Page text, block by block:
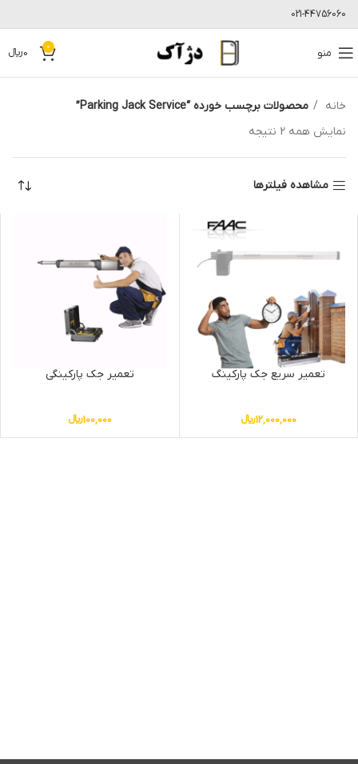
021-44756060
منو 0
0﷼
خانه
محصولات برچسب خورده “Parking Jack Service”
نمایش همه 2 نتیجه
مشاهده فیلترها
تعمیر سریع جک پارکینگ
12,000,000﷼
تعمیر جک پارکینگی
100,000﷼